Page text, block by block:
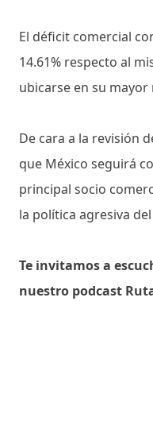
El déficit comercial
14.61% respecto al
ubicarse en su
De cara a la revisión
que México seguirá
principal socio
la política agresiva
Te invitamos a
nuestro podcast